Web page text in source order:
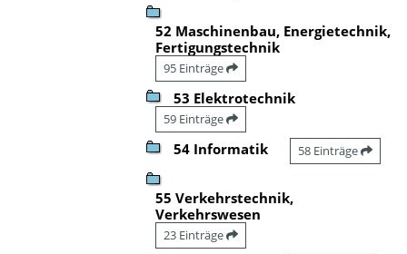
52 Maschinenbau, Energietechnik,
Fertigungstechnik
95 Einträge
53 Elektrotechnik
59 Einträge
54 Informatik 58 Einträge
55 Verkehrstechnik,
Verkehrswesen
23 Einträge